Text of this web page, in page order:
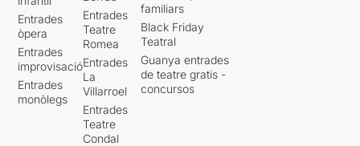
Entrades
òpera
Entrades
improvisació
Entrades
monòlegs
Entrades
Teatre
Romea
Entrades
La
Villarroel
Entrades
Teatre
Condal
familiars
Black Friday
Teatral
Guanya entrades
de teatre gratis -
concursos